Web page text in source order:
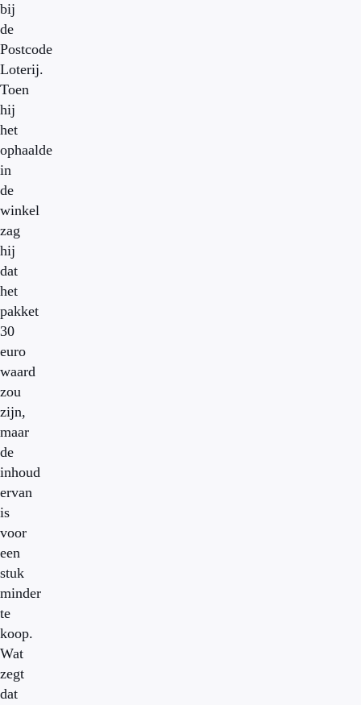
bij
de
Postcode
Loterij.
Toen
hij
het
ophaalde
in
de
winkel
zag
hij
dat
het
pakket
30
euro
waard
zou
zijn,
maar
de
inhoud
ervan
is
voor
een
stuk
minder
te
koop.
Wat
zegt
dat